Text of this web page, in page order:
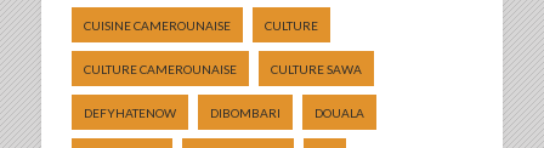
CUISINE CAMEROUNAISE CULTURE
CULTURE CAMEROUNAISE CULTURE SAWA
DEFYHATENOW DIBOMBARI DOUALA